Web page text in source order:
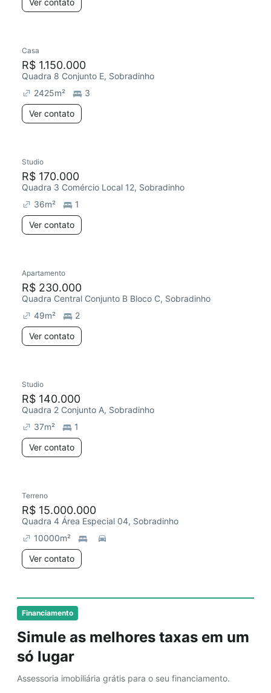
Financiamento
Simule as melhores taxas em um
só lugar
Assessoria imobiliária grátis para o seu financiamento.
Ver contato
Casa
R$ 1.150.000
Quadra 8 Conjunto E, Sobradinho
2425m²
3
Ver contato
Studio
R$ 170.000
Quadra 3 Comércio Local 12, Sobradinho
36m²
1
Ver contato
Apartamento
R$ 230.000
Quadra Central Conjunto B Bloco C, Sobradinho
49m²
2
Ver contato
Studio
R$ 140.000
Quadra 2 Conjunto A, Sobradinho
37m²
1
Ver contato
Terreno
R$ 15.000.000
Quadra 4 Área Especial 04, Sobradinho
10000m²
Ver contato